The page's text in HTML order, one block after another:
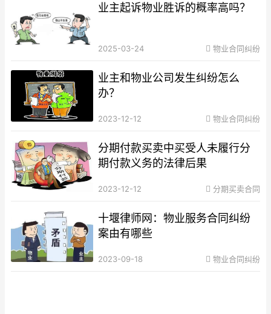
业主起诉物业胜诉的概率高吗？
2025-03-24 物业合同纠纷
业主和物业公司发生纠纷怎么
办？
2023-12-12 物业合同纠纷
分期付款买卖中买受人未履行分
期付款义务的法律后果
2023-12-12 分期买卖合同
十堰律师网：物业服务合同纠纷
案由有哪些
2023-09-18 物业合同纠纷